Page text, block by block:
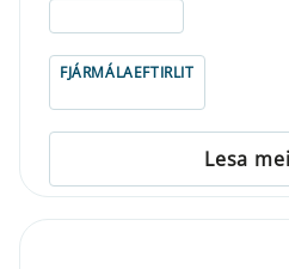
FJÁRMÁLAEFTIRLIT
Lesa